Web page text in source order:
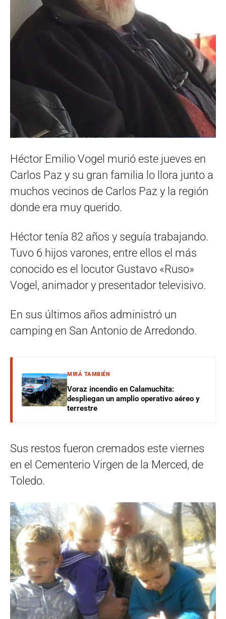
Héctor Emilio Vogel murió este jueves en
Carlos Paz y su gran familia lo llora junto a
muchos vecinos de Carlos Paz y la región
donde era muy querido.
Héctor tenía 82 años y seguía trabajando.
Tuvo 6 hijos varones, entre ellos el más
conocido es el locutor Gustavo «Ruso»
Vogel, animador y presentador televisivo.
En sus últimos años administró un
camping en San Antonio de Arredondo.
MIRÁ TAMBIÉN
Voraz incendio en Calamuchita:
despliegan un amplio operativo aéreo y
terrestre
Sus restos fueron cremados este viernes
en el Cementerio Virgen de la Merced, de
Toledo.